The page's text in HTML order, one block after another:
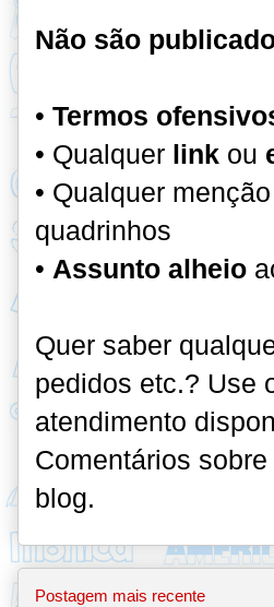
Não são
• Termos
• Qualquer link ou
• Qualquer
quadrinhos
• Assunto alheio
Quer saber
pedidos etc.? Use
atendimento
Comentários
blog.
Postagem mais recente